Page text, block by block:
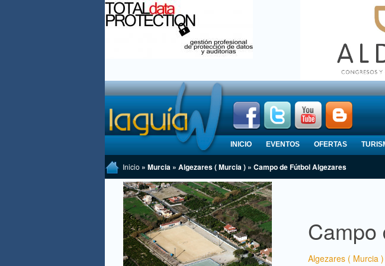
INICIO EVENTOS OFERTAS
Inicio » Murcia » Algezares ( Murcia ) » Campo de Fútbol Algezares
Campo
Algezares ( Murcia )